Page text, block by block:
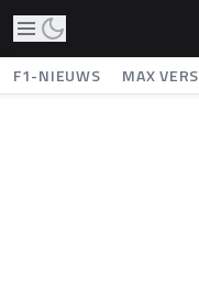
F1-NIEUWS MAX